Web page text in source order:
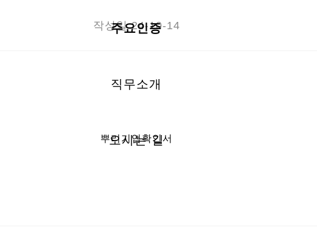
주요인증
직무소개
오시는 길
작성일24-10-14
뿌리기업확인서